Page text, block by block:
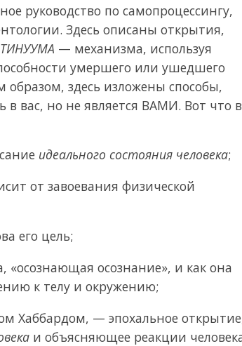
руководство по самопроцессингу,
Здесь описаны открытия,
— механизма, используя
умершего или ушедшего
здесь изложены способы,
в вас, но не является ВАМИ. Вот что
идеального состояния человека;
от завоевания физической
его цель;
осознание», и как она
к телу и окружению;
Хаббардом, — эпохальное
и объясняющее реакции